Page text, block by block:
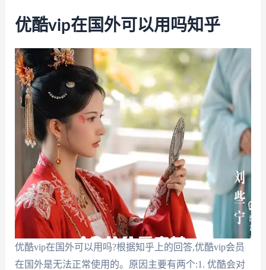
优酷vip在国外可以用吗知乎
优酷vip在国外可以用吗?根据知乎上的回答,优酷vip会员
在国外是无法正常使用的。原因主要有两个:1. 优酷会对